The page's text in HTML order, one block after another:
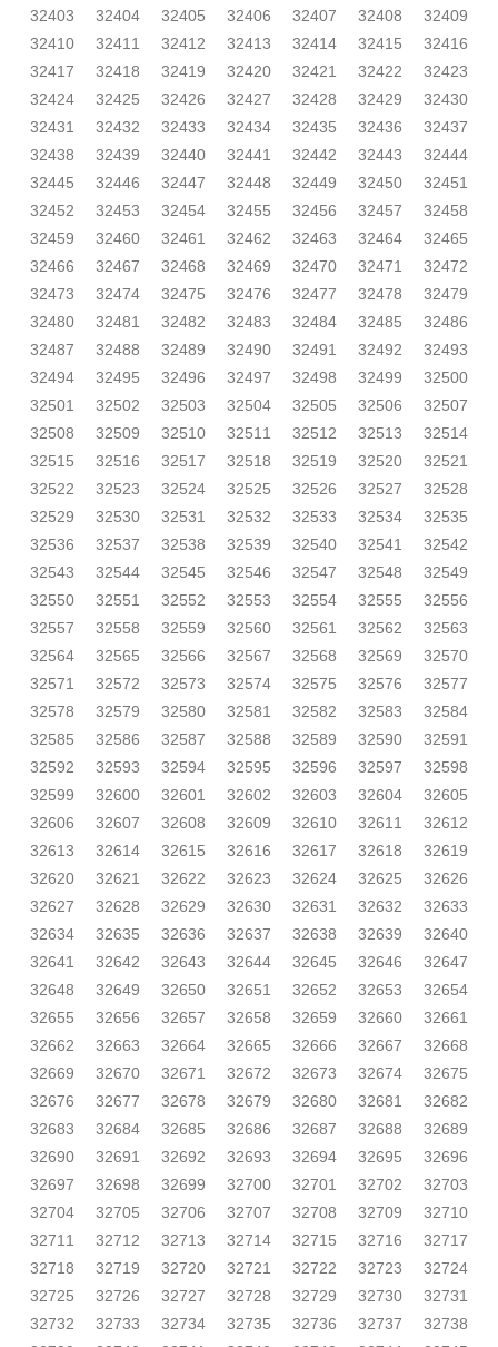
32403
32404 32405 32406 32407 32408
32409
32410
32411 32412 32413 32414 32415
32416
32417
32418 32419 32420 32421 32422
32423
32424
32425 32426 32427 32428 32429
32430
32431
32432 32433 32434 32435 32436
32437
32438
32439 32440 32441 32442 32443
32444
32445
32446 32447 32448 32449 32450
32451
32452
32453 32454 32455 32456 32457
32458
32459
32460 32461 32462 32463 32464
32465
32466
32467 32468 32469 32470 32471
32472
32473
32474 32475 32476 32477 32478
32479
32480
32481 32482 32483 32484 32485
32486
32487
32488 32489 32490 32491 32492
32493
32494
32495 32496 32497 32498 32499
32500
32501
32502 32503 32504 32505 32506
32507
32508
32509 32510 32511 32512 32513
32514
32515
32516 32517 32518 32519 32520
32521
32522
32523 32524 32525 32526 32527
32528
32529
32530 32531 32532 32533 32534
32535
32536
32537 32538 32539 32540 32541
32542
32543
32544 32545 32546 32547 32548
32549
32550
32551 32552 32553 32554 32555
32556
32557
32558 32559 32560 32561 32562
32563
32564
32565 32566 32567 32568 32569
32570
32571
32572 32573 32574 32575 32576
32577
32578
32579 32580 32581 32582 32583
32584
32585
32586 32587 32588 32589 32590
32591
32592
32593 32594 32595 32596 32597
32598
32599
32600 32601 32602 32603 32604
32605
32606
32607 32608 32609 32610 32611
32612
32613
32614 32615 32616 32617 32618
32619
32620
32621 32622 32623 32624 32625
32626
32627
32628 32629 32630 32631 32632
32633
32634
32635 32636 32637 32638 32639
32640
32641
32642 32643 32644 32645 32646
32647
32648
32649 32650 32651 32652 32653
32654
32655
32656 32657 32658 32659 32660
32661
32662
32663 32664 32665 32666 32667
32668
32669
32670 32671 32672 32673 32674
32675
32676
32677 32678 32679 32680 32681
32682
32683
32684 32685 32686 32687 32688
32689
32690
32691 32692 32693 32694 32695
32696
32697
32698 32699 32700 32701 32702
32703
32704
32705 32706 32707 32708 32709
32710
32711
32712 32713 32714 32715 32716
32717
32718
32719 32720 32721 32722 32723
32724
32725
32726 32727 32728 32729 32730
32731
32732
32733 32734 32735 32736 32737
32738